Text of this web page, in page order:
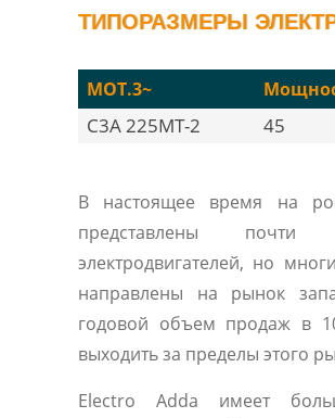
ТИПОРАЗМЕРЫ
MOT.3~
C3A 225MT-2 45
В настоящее время на
представлены
электродвигателей, но
направлены на рынок
годовой объем продаж в
выходить за пределы этого
Electro Adda имеет